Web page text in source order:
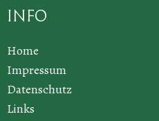
Info
Home
Impressum
Datenschutz
Links